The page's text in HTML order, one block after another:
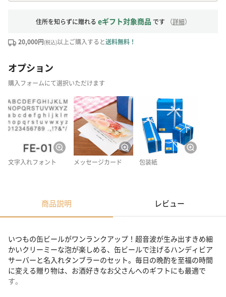
住所を知らずに贈れる eギフト対象商品 です （詳細）
20,000円(税込)以上ご購入すると送料無料！
オプション
購入フォームにて選択いただけます
文字入れフォント メッセージカード 包装紙
商品説明 レビュー
いつもの缶ビールがワンランクアップ！超音波が生み出すきめ細
かいクリーミーな泡が楽しめる、缶ビールで注げるハンディビア
サーバーと名入れタンブラーのセット。毎日の晩酌を至福の時間
に変える贈り物は、お酒好きなお父さんへのギフトにも最適で
す。